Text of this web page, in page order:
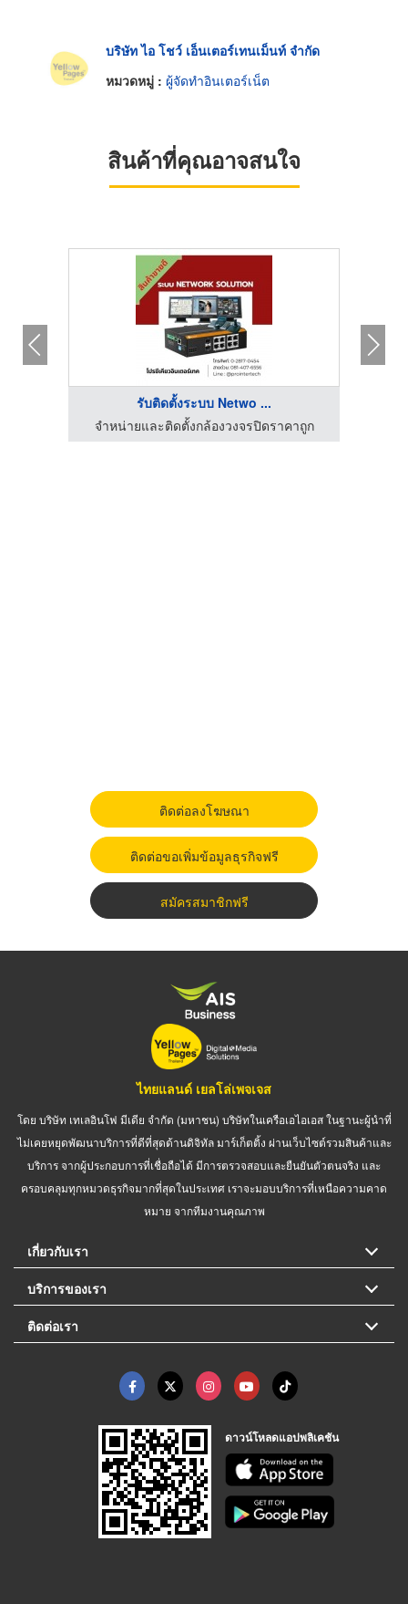
บริษัท ไอ โชว์ เอ็นเตอร์เทนเม็นท์ จำกัด
หมวดหมู่ : ผู้จัดทำอินเตอร์เน็ต
สินค้าที่คุณอาจสนใจ
รับติดตั้งระบบ Netwo ...
จำหน่ายและติดตั้งกล้องวงจรปิดราคาถูก
ติดต่อลงโฆษณา
ติดต่อขอเพิ่มข้อมูลธุรกิจฟรี
สมัครสมาชิกฟรี
ไทยแลนด์ เยลโล่เพจเจส
โดย บริษัท เทเลอินโฟ มีเดีย จำกัด (มหาชน) บริษัทในเครือเอไอเอส ในฐานะผู้นำที่
ไม่เคยหยุดพัฒนาบริการที่ดีที่สุดด้านดิจิทัล มาร์เก็ตติ้ง ผ่านเว็บไซต์รวมสินค้าและ
บริการ จากผู้ประกอบการที่เชื่อถือได้ มีการตรวจสอบและยืนยันตัวตนจริง และ
ครอบคลุมทุกหมวดธุรกิจมากที่สุดในประเทศ เราจะมอบบริการที่เหนือความคาด
หมาย จากทีมงานคุณภาพ
เกี่ยวกับเรา
บริการของเรา
ติดต่อเรา
ดาวน์โหลดแอปพลิเคชัน